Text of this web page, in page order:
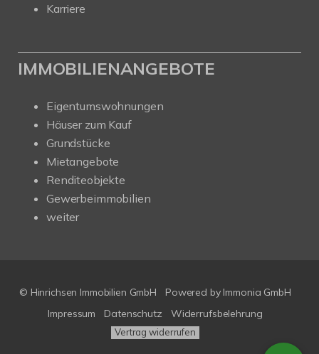
Karriere
IMMOBILIENANGEBOTE
Eigentumswohnungen
Häuser zum Kauf
Grundstücke
Mietangebote
Renditeobjekte
Gewerbeimmobilien
weiter
© Hinrichsen Immobilien GmbH Powered by Immonia GmbH
Impressum
Datenschutz Widerrufsbelehrung
Vertrag widerrufen